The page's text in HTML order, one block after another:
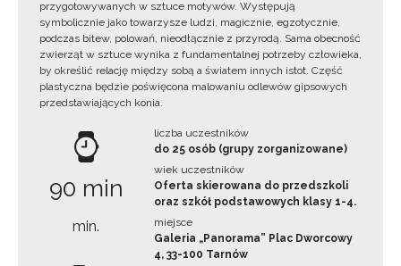
przygotowywanych w sztuce motywów. Występują
symbolicznie jako towarzysze ludzi, magicznie, egzotycznie,
podczas bitew, polowań, nieodłącznie z przyrodą. Sama obecność
zwierząt w sztuce wynika z fundamentalnej potrzeby człowieka,
by określić relację między sobą a światem innych istot. Część
plastyczna będzie poświęcona malowaniu odlewów gipsowych
przedstawiających konia.
90 min
min.
liczba uczestników
do 25 osób (grupy zorganizowane)
wiek uczestników
Oferta skierowana do przedszkoli
oraz szkół podstawowych klasy 1-4.
miejsce
Galeria „Panorama” Plac Dworcowy
4, 33-100 Tarnów